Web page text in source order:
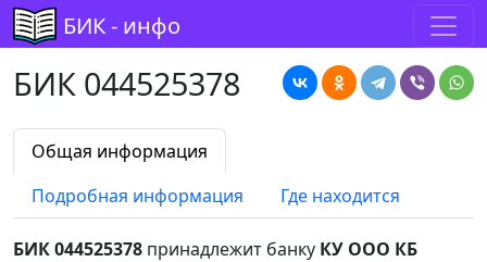
БИК - инфо
БИК 044525378
Общая информация
Подробная информация
Где находится
БИК 044525378 принадлежит банку КУ ООО КБ